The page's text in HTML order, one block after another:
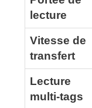
lecture
Vitesse de
transfert
Lecture
multi-tags